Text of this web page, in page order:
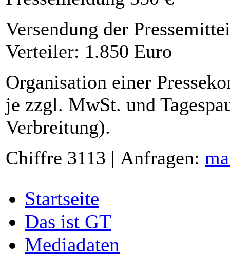
Versendung der
Verteiler: 1.850 Euro
Organisation einer
je zzgl. MwSt. und
Verbreitung).
Chiffre 3113 | Anfragen:
Startseite
Das ist GT
Mediadaten